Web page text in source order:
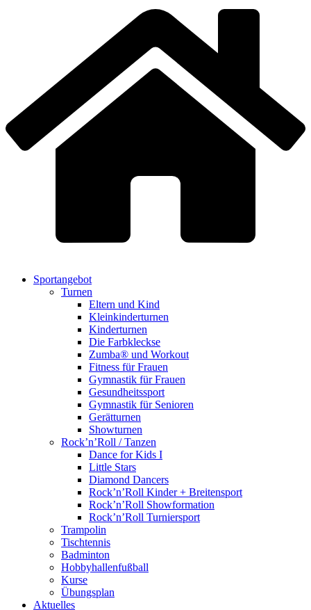
Sportangebot
Turnen
Eltern und Kind
Kleinkinderturnen
Kinderturnen
Die Farbkleckse
Zumba® und Workout
Fitness für Frauen
Gymnastik für Frauen
Gesundheitssport
Gymnastik für Senioren
Gerätturnen
Showturnen
Rock’n’Roll / Tanzen
Dance for Kids I
Little Stars
Diamond Dancers
Rock’n’Roll Kinder + Breitensport
Rock’n’Roll Showformation
Rock’n’Roll Turniersport
Trampolin
Tischtennis
Badminton
Hobbyhallenfußball
Kurse
Übungsplan
Aktuelles